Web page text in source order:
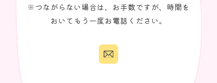
※つながらない場合は、お手数ですが、時間を
おいてもう一度お電話ください。